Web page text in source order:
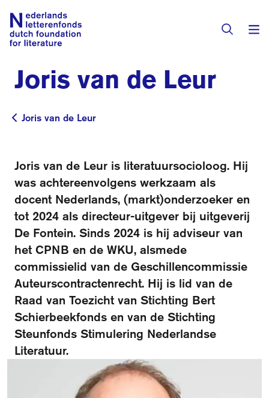
Books & Authors
Fiction
Children's Books
All Books
Translators
Translation Database
Sign Up as a Translator
Grants
Grants
Grants Awarded
Residencies
About Us
About the Foundation
FAQ
Departments and staff
What's happening
Contact
Göteborg 2027
Visit Dutch website
Joris van de Leur
Joris van de Leur
Joris van de Leur
Joris van de Leur is literatuursocioloog. Hij
was achtereenvolgens werkzaam als
docent Nederlands, (markt)onderzoeker en
tot 2024 als directeur-uitgever bij uitgeverij
De Fontein. Sinds 2024 is hij adviseur van
het CPNB en de WKU, alsmede
commissielid van de Geschillencommissie
Auteurscontractenrecht. Hij is lid van de
Raad van Toezicht van Stichting Bert
Schierbeekfonds en van de Stichting
Steunfonds Stimulering Nederlandse
Literatuur.